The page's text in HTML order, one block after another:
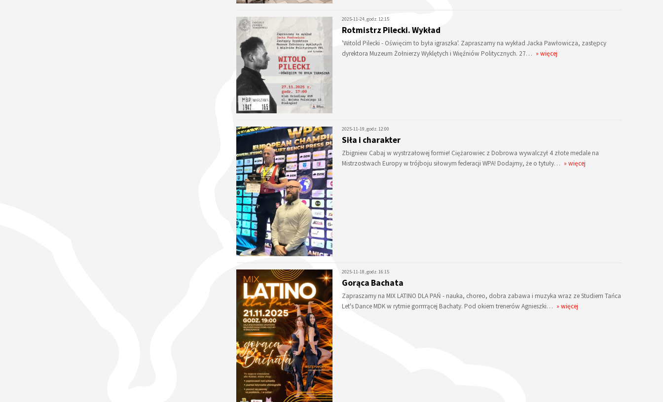
2025-11-24, godz. 12:15
Rotmistrz Pilecki. Wykład
'Witold Pilecki - Oświęcim to była igraszka'. Zapraszamy na wykład Jacka Pawłowicza, zastępcy
dyrektora Muzeum Żołnierzy Wyklętych i Więźniów Politycznych. 27… » więcej
2025-11-19, godz. 12:00
Siła i charakter
Zbigniew Cabaj w wystrzałowej formie! Ciężarowiec z Dobrowa wywalczył 4 złote medale na
Mistrzostwach Europy w trójboju siłowym federacji WPA! Dodajmy, że o tytuły… » więcej
2025-11-18, godz. 16:15
Gorąca Bachata
Zapraszamy na MIX LATINO DLA PAŃ - nauka, choreo, dobra zabawa i muzyka wraz ze Studiem Tańca
Let's Dance MDK w rytmie gorrrrącej Bachaty. Pod okiem trenerów Agnieszki… » więcej